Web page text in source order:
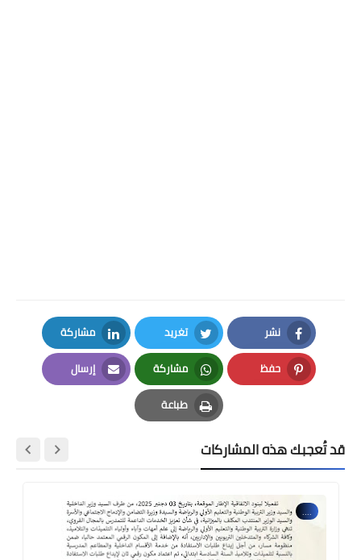
نشر
Facebook
تغريد
Twitter
مشاركة
LinkedIn
حفظ
Pinterest
مشاركة
Whatsapp
إرسال
Email
طباعة
Print
قد تُعجبك هذه المشاركات
....